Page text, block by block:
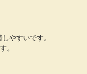
やすいです。
。